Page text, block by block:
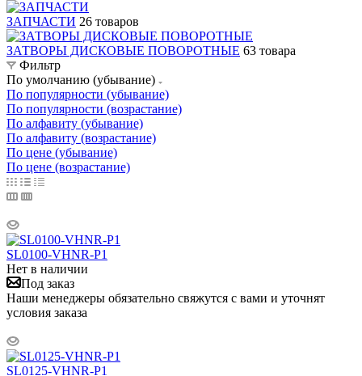
ЗАПЧАСТИ 26 товаров
ЗАТВОРЫ ДИСКОВЫЕ ПОВОРОТНЫЕ 63 товара
Фильтр
По умолчанию (убывание)
По популярности (убывание)
По популярности (возрастание)
По алфавиту (убывание)
По алфавиту (возрастание)
По цене (убывание)
По цене (возрастание)
SL0100-VHNR-P1
Нет в наличии
Под заказ
Наши менеджеры обязательно свяжутся с вами и уточнят
условия заказа
SL0125-VHNR-P1